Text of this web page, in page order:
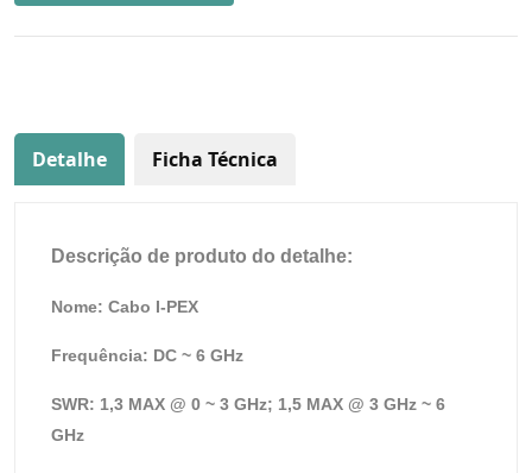
Detalhe Ficha Técnica
Descrição de produto do detalhe:
Nome: Cabo I-PEX
Frequência: DC ~ 6 GHz
SWR: 1,3 MAX @ 0 ~ 3 GHz; 1,5 MAX @ 3 GHz ~ 6
GHz